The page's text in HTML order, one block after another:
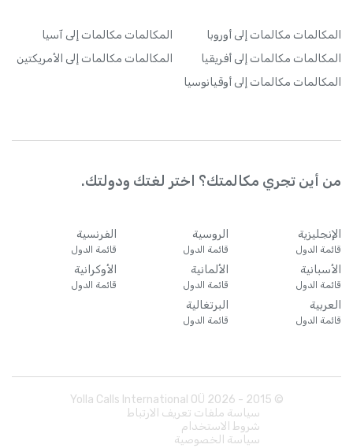
المكالمات مكالمات إلى أوروبا المكالمات مكالمات إلى آسيا
المكالمات مكالمات إلى أفريقيا المكالمات مكالمات إلى الأمريكتين
المكالمات مكالمات إلى أوقيانوسيا
من أين تجري مكالمتك؟ اختر لغتك ودولتك.
الإنجليزية
قائمة الدول
الروسية
قائمة الدول
الفرنسية
قائمة الدول
الأسبانية
قائمة الدول
الألمانية
قائمة الدول
الأوكرانية
قائمة الدول
العربية
قائمة الدول
البرتغالية
قائمة الدول
© 2015 -
2026
سياسة ملفات تعريف الارتباط
شروط الاستخدام
سياسة الخصوصية